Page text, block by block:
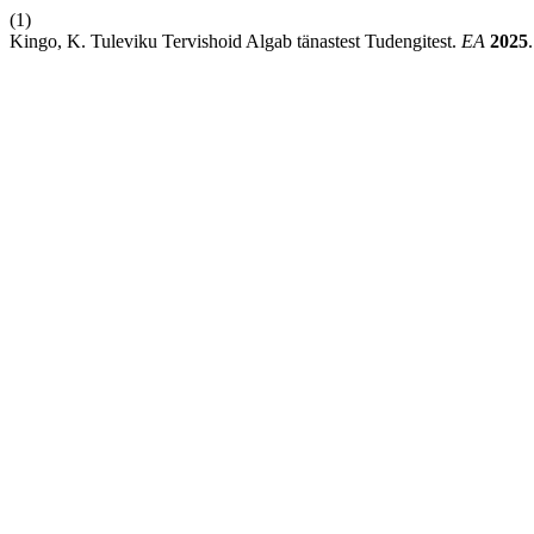
(1)
Kingo, K. Tuleviku Tervishoid Algab tänastest Tudengitest. EA 2025.